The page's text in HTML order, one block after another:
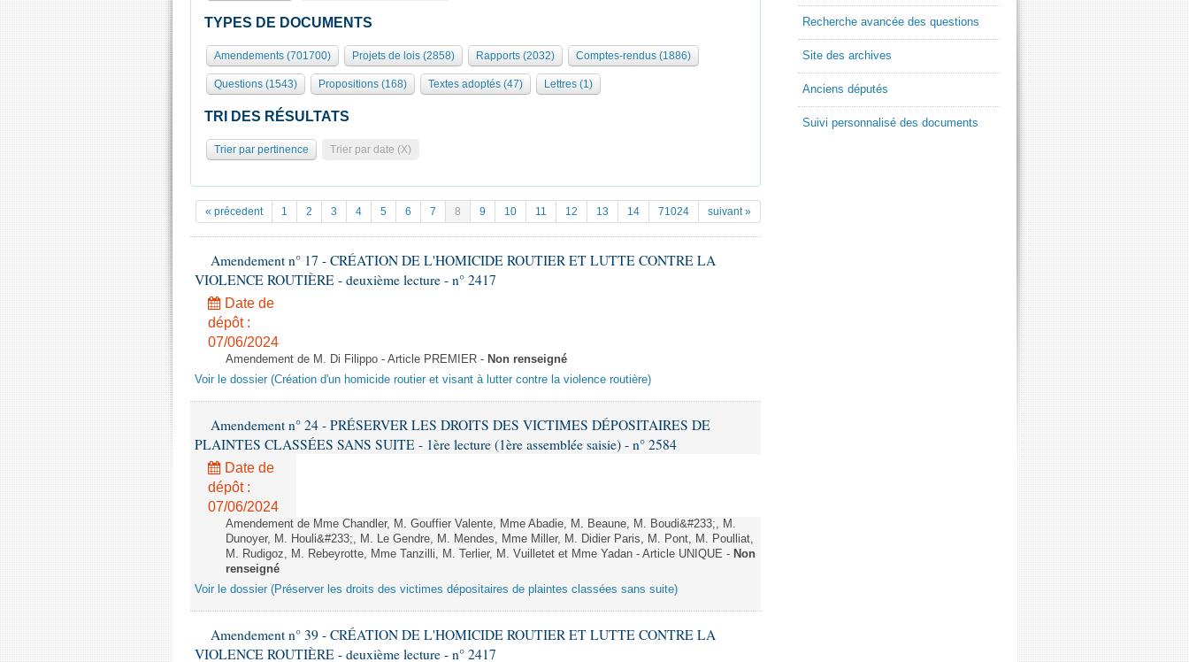
TYPES DE DOCUMENTS
Amendements (701700) Projets de lois (2858) Rapports (2032) Comptes-rendus (1886)
Questions (1543) Propositions (168) Textes adoptés (47) Lettres (1)
TRI DES RÉSULTATS
Trier par pertinence Trier par date (X)
« précedent 1 2 3 4 5 6 7 8 9 10 11 12 13 14 71024 suivant »
Amendement n° 17 - CRÉATION DE L'HOMICIDE ROUTIER ET LUTTE CONTRE LA
VIOLENCE ROUTIÈRE - deuxième lecture - n° 2417
Date de
dépôt :
07/06/2024
Amendement de M. Di Filippo - Article PREMIER - Non renseigné
Voir le dossier (Création d'un homicide routier et visant à lutter contre la violence routière)
Amendement n° 24 - PRÉSERVER LES DROITS DES VICTIMES DÉPOSITAIRES DE
PLAINTES CLASSÉES SANS SUITE - 1ère lecture (1ère assemblée saisie) - n° 2584
Date de
dépôt :
07/06/2024
Amendement de Mme Chandler, M. Gouffier Valente, Mme Abadie, M. Beaune, M. Boudi&#233;, M.
Dunoyer, M. Houli&#233;, M. Le Gendre, M. Mendes, Mme Miller, M. Didier Paris, M. Pont, M. Poulliat,
M. Rudigoz, M. Rebeyrotte, Mme Tanzilli, M. Terlier, M. Vuilletet et Mme Yadan - Article UNIQUE - Non
renseigné
Voir le dossier (Préserver les droits des victimes dépositaires de plaintes classées sans suite)
Amendement n° 39 - CRÉATION DE L'HOMICIDE ROUTIER ET LUTTE CONTRE LA
VIOLENCE ROUTIÈRE - deuxième lecture - n° 2417
Recherche avancée des questions
Site des archives
Anciens députés
Suivi personnalisé des documents